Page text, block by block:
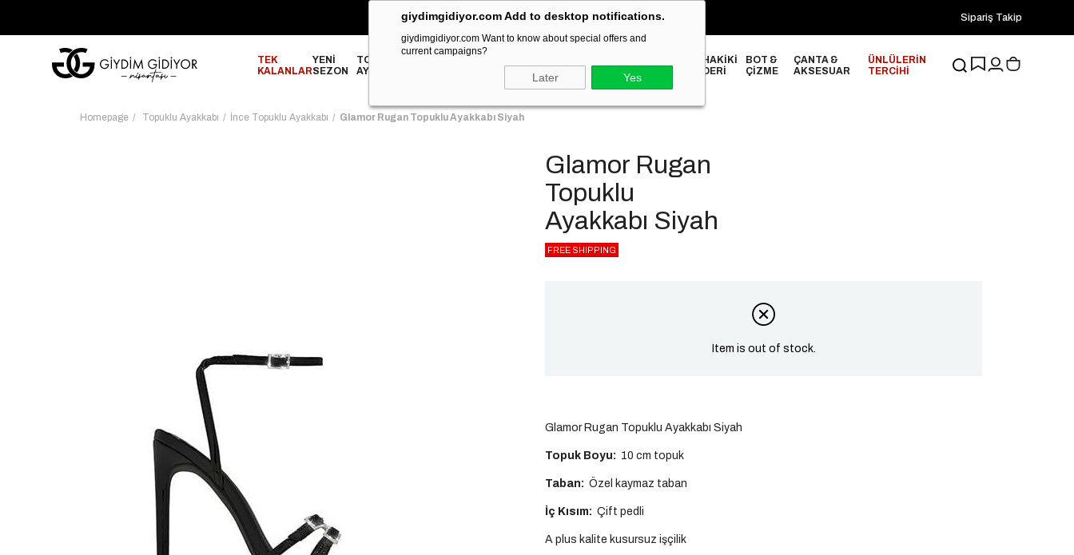
giydimgidiyor.com Add to desktop notifications.
giydimgidiyor.com Want to know about special offers and
current campaigns?
Later Yes
2000₺ ve Üzeri Alışverişlerinizde ÜCRETSİZ KARGO! 2000₺ ve Üzeri Alışverişlerinizde ÜCRETSİZ KARGO!Sipariş Takip
TEK
KALANLAR
YENİ
SEZON
TOPUKLU
AYAKKABI
TERLİKSANDALETSNEAKERBABETLOAFER
HAKİKİ
DERİ
BOT &
ÇİZME
ÇANTA &
AKSESUAR
ÜNLÜLERİN
TERCİHİ
Homepage Topuklu Ayakkabı İnce Topuklu Ayakkabı Glamor Rugan Topuklu Ayakkabı Siyah
Glamor Rugan
Topuklu
Ayakkabı Siyah
FREE SHIPPING
Item is out of stock.
Glamor Rugan Topuklu Ayakkabı Siyah
Topuk Boyu: 10 cm topuk
Taban: Özel kaymaz taban
İç Kısım: Çift pedli
A plus kalite kusursuz işçilik